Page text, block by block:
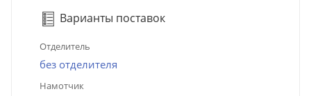
Варианты поставок
Отделитель
без отделителя
Намотчик